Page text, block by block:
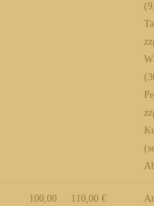
100,00
110,00 €